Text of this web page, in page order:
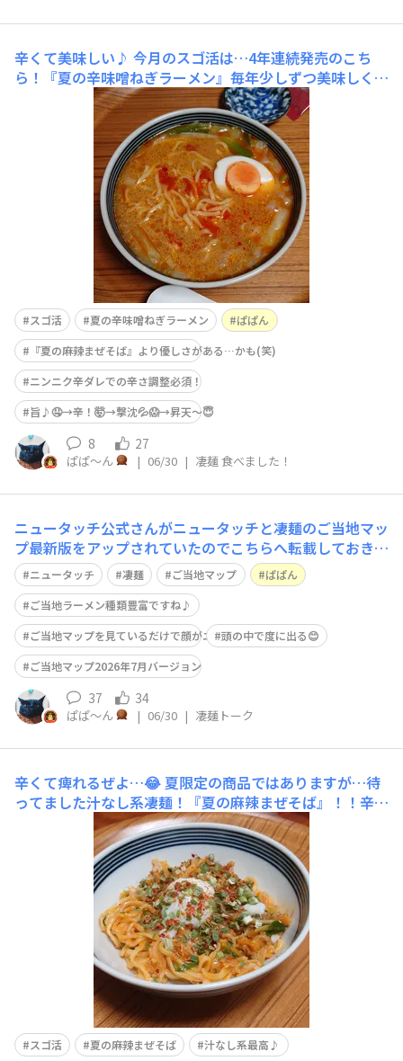
辛くて美味しい♪ 今月のスゴ活は…4年連続発売のこち
ら！『夏の辛味噌ねぎラーメン』毎年少しずつ美味しく、
そして辛くなっている気がするのは気の所為なのか…。今
回はニンニク辛ダレを少しずつ投入して辛さの違いによる
味の変化を楽しみました♪・辛ダレ無し:優しいながらも
しっかりとしたコクのある味噌ラーメンで信州味噌ラーメ
スゴ活 夏の辛味噌ねぎラーメン
ぱぱん
『夏の麻辣まぜそば』より優しさがある…かも(笑)
ニンニク辛ダレでの辛さ調整必須！
旨♪🤤→辛！🤯→撃沈💦😱→昇天〜😇
8 27
ぱぱ〜ん | 06/30 | 凄麺 食べました！
ニュータッチ公式さんがニュータッチと凄麺のご当地マッ
プ最新版をアップされていたのでこちらへ転載しておきま
すね。皆さんはもう全国制覇されましたか？😊
ニュータッチ 凄麺 ご当地マップ
ぱぱん
ご当地ラーメン種類豊富ですね♪
ご当地マップを見ているだけで顔がニヤける(笑)頭の中で度に出る😊
ご当地マップ2026年7月バージョン
37 34
ぱぱ〜ん | 06/30 | 凄麺トーク
辛くて痺れるぜよ…😂夏限定の商品ではありますが…待
ってました汁なし系凄麺！『夏の麻辣まぜそば』！！辛い
のを食べるのは好きなんですが、実は辛いのが得意じゃな
い…というか、苦手なレベルと言ってもいいくらい辛さに
弱いんですよね。痺辛な香りが…実際に食べてみると確か
に美味しい…だがしかしかなり強烈な痺辛。最初から手加
スゴ活 夏の麻辣まぜそば 汁なし系最高♪